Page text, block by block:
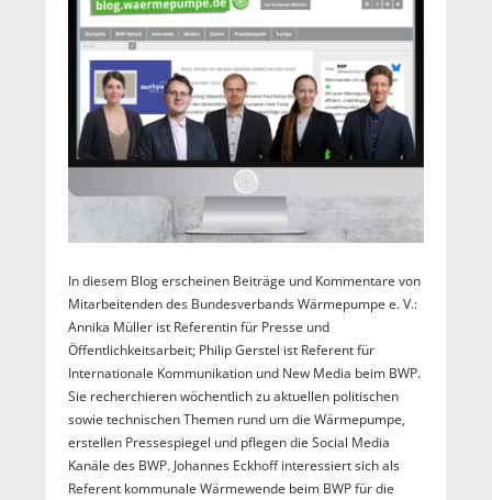
In diesem Blog erscheinen Beiträge und Kommentare von
Mitarbeitenden des Bundesverbands Wärmepumpe e. V.:
Annika Müller ist Referentin für Presse und
Öffentlichkeitsarbeit; Philip Gerstel ist Referent für
Internationale Kommunikation und New Media beim BWP.
Sie recherchieren wöchentlich zu aktuellen politischen
sowie technischen Themen rund um die Wärmepumpe,
erstellen Pressespiegel und pflegen die Social Media
Kanäle des BWP. Johannes Eckhoff interessiert sich als
Referent kommunale Wärmewende beim BWP für die